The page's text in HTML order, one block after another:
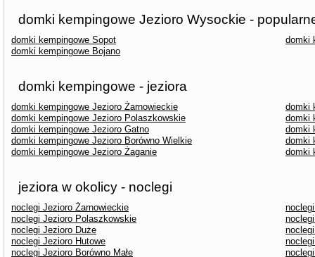
domki kempingowe Jezioro Wysockie -
domki kempingowe Sopot
domki
domki kempingowe Bojano
domki kempingowe - jeziora
domki kempingowe Jezioro Żarnowieckie
domki
domki kempingowe Jezioro Polaszkowskie
domki
domki kempingowe Jezioro Gatno
domki
domki kempingowe Jezioro Borówno Wielkie
domki
domki kempingowe Jezioro Żaganie
domki
jeziora w okolicy - noclegi
noclegi Jezioro Żarnowieckie
noclegi Jezioro Polaszkowskie
noclegi Jezioro Duże
noclegi Jezioro Hutowe
noclegi Jezioro Borówno Małe